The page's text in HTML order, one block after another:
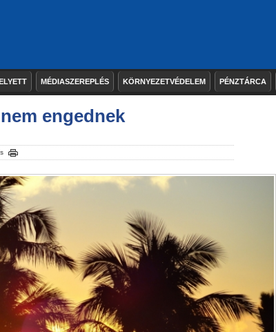
MÉDIASZEREPLÉS KÖRNYEZETVÉDELEM PÉNZTÁRCA
engednek